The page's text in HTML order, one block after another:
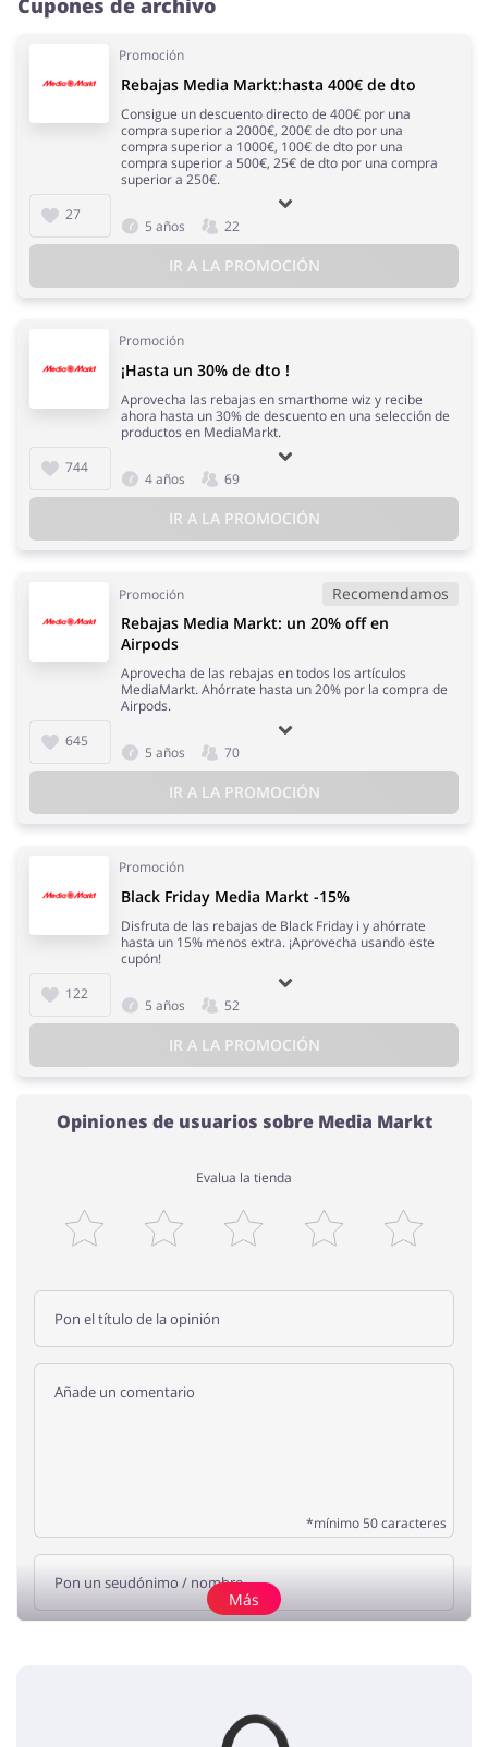
Cupones de archivo
Promoción
27
Rebajas Media Markt:hasta 400€ de dto
Consigue un descuento directo de 400€ por una
compra superior a 2000€, 200€ de dto por una
compra superior a 1000€, 100€ de dto por una
compra superior a 500€, 25€ de dto por una compra
superior a 250€.
5 años 22
IR A LA PROMOCIÓN
Promoción
744
¡Hasta un 30% de dto !
Aprovecha las rebajas en smarthome wiz y recibe
ahora hasta un 30% de descuento en una selección de
productos en MediaMarkt.
4 años 69
IR A LA PROMOCIÓN
Promoción Recomendamos
645
Rebajas Media Markt: un 20% off en
Airpods
Aprovecha de las rebajas en todos los artículos
MediaMarkt. Ahórrate hasta un 20% por la compra de
Airpods.
5 años 70
IR A LA PROMOCIÓN
Promoción
122
Black Friday Media Markt -15%
Disfruta de las rebajas de Black Friday i y ahórrate
hasta un 15% menos extra. ¡Aprovecha usando este
cupón!
5 años 52
IR A LA PROMOCIÓN
Opiniones de usuarios sobre Media Markt
Evalua la tienda
*mínimo 50 caracteres
Sin elementos
Más